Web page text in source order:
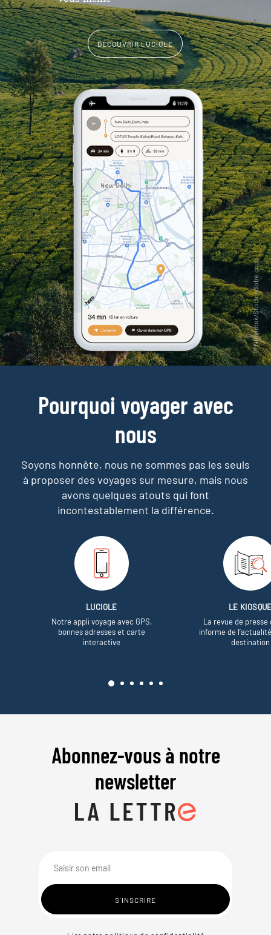
DÉCOUVRIR LUCIOLE
Pourquoi voyager avec
nous
Soyons honnête, nous ne sommes pas les seuls
à proposer des voyages sur mesure, mais nous
avons quelques atouts qui font
incontestablement la différence.
LUCIOLE
Notre appli voyage avec GPS,
bonnes adresses et carte
interactive
LE
La revue de presse
informe de
destination
Abonnez-vous à notre
newsletter